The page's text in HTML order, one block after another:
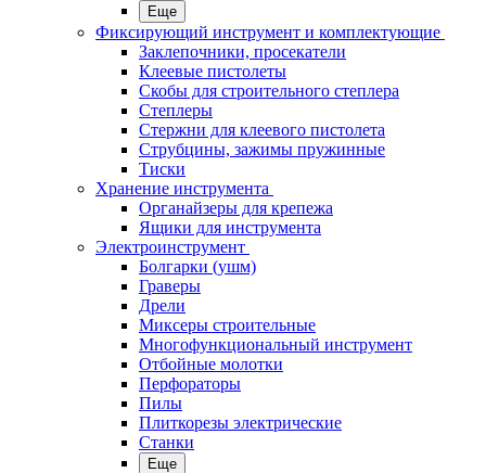
Еще
Фиксирующий инструмент и комплектующие
Заклепочники, просекатели
Клеевые пистолеты
Скобы для строительного степлера
Степлеры
Стержни для клеевого пистолета
Струбцины, зажимы пружинные
Тиски
Хранение инструмента
Органайзеры для крепежа
Ящики для инструмента
Электроинструмент
Болгарки (ушм)
Граверы
Дрели
Миксеры строительные
Многофункциональный инструмент
Отбойные молотки
Перфораторы
Пилы
Плиткорезы электрические
Станки
Еще